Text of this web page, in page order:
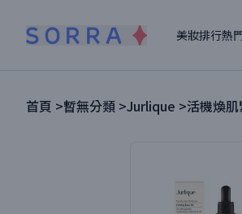
美妝排行熱
首頁 >暫無分類 >Jurlique >活機煥